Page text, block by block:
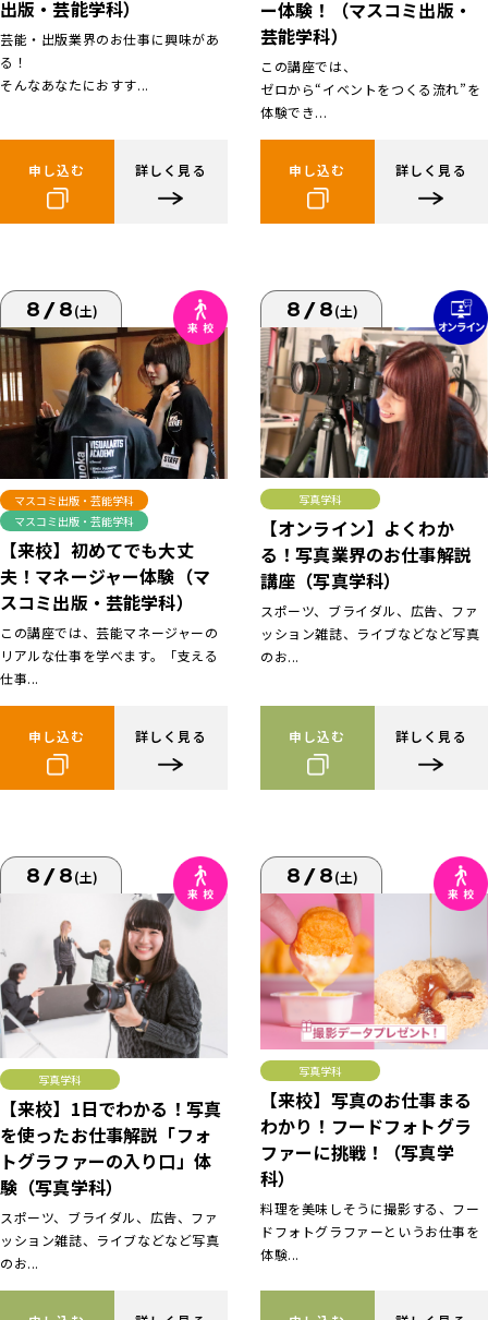
出版・芸能学科）
芸能・出版業界のお仕事に興味があ
る！
そんなあなたにおすす...
申し込む 詳しく見る
ー体験！（マスコミ出版・
芸能学科）
この講座では、
ゼロから“イベントをつくる流れ”を
体験でき...
申し込む 詳しく見る
8/8(土)
マスコミ出版・芸能学科
マスコミ出版・芸能学科
【来校】初めてでも大丈
夫！マネージャー体験（マ
スコミ出版・芸能学科）
この講座では、芸能マネージャーの
リアルな仕事を学べます。「支える
仕事...
申し込む 詳しく見る
8/8(土)
写真学科
【オンライン】よくわか
る！写真業界のお仕事解説
講座（写真学科）
スポーツ、ブライダル、広告、ファ
ッション雑誌、ライブなどなど写真
のお...
申し込む 詳しく見る
8/8(土)
写真学科
【来校】1日でわかる！写真
を使ったお仕事解説「フォ
トグラファーの入り口」体
験（写真学科）
スポーツ、ブライダル、広告、ファ
ッション雑誌、ライブなどなど写真
のお...
8/8(土)
写真学科
【来校】写真のお仕事まる
わかり！フードフォトグラ
ファーに挑戦！（写真学
科）
料理を美味しそうに撮影する、フー
ドフォトグラファーというお仕事を
体験...